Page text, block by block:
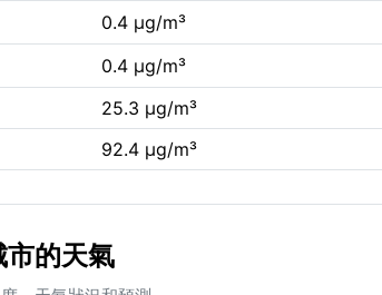
0.4 µg/m³
0.4 µg/m³
25.3 µg/m³
92.4 µg/m³
市的天氣